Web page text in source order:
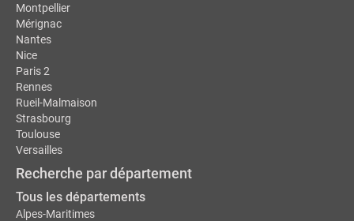
Montpellier
Mérignac
Nantes
Nice
Paris 2
Rennes
Rueil-Malmaison
Strasbourg
Toulouse
Versailles
Recherche par département
Tous les départements
Alpes-Maritimes